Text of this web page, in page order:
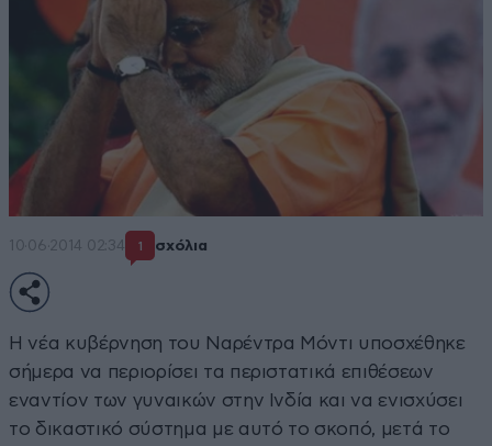
10·06·2014 02:34 1 σχόλια
H νέα κυβέρνηση του Ναρέντρα Μόντι υποσχέθηκε
σήμερα να περιορίσει τα περιστατικά επιθέσεων
εναντίον των γυναικών στην Ινδία και να ενισχύσει
το δικαστικό σύστημα με αυτό το σκοπό, μετά το